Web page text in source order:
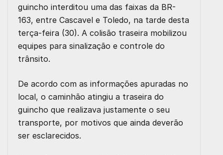
guincho interditou uma das faixas da BR-
163, entre Cascavel e Toledo, na tarde desta
terça-feira (30). A colisão traseira mobilizou
equipes para sinalização e controle do
trânsito.
De acordo com as informações apuradas no
local, o caminhão atingiu a traseira do
guincho que realizava justamente o seu
transporte, por motivos que ainda deverão
ser esclarecidos.